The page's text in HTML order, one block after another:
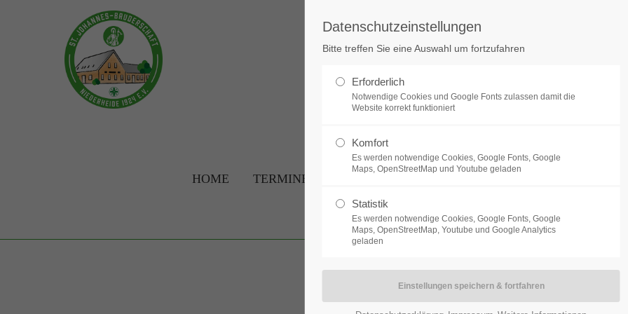
Login
Benutzername Lorem ipsum dolor sit amet:
/ 365days
We offer support for our customers
Mon - Fri 8:00am - 5:00pm
+44 1234 567 890
HOME TERMINE
Datenschutzeinstellungen
Bitte treffen Sie eine Auswahl um fortzufahren
Erforderlich
Notwendige Cookies und Google Fonts zulassen damit die
Website korrekt funktioniert
Komfort
Es werden notwendige Cookies, Google Fonts, Google
Maps, OpenStreetMap und Youtube geladen
Statistik
Es werden notwendige Cookies, Google Fonts, Google
Maps, OpenStreetMap, Youtube und Google Analytics
geladen